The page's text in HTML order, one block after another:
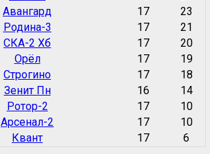
Авангард 17
23
Родина-3 17
21
СКА-2 Хб 17
20
Орёл 17
19
Строгино 17
18
Зенит Пн 16
14
Ротор-2 17
10
Арсенал-2 17
10
Квант 17 6